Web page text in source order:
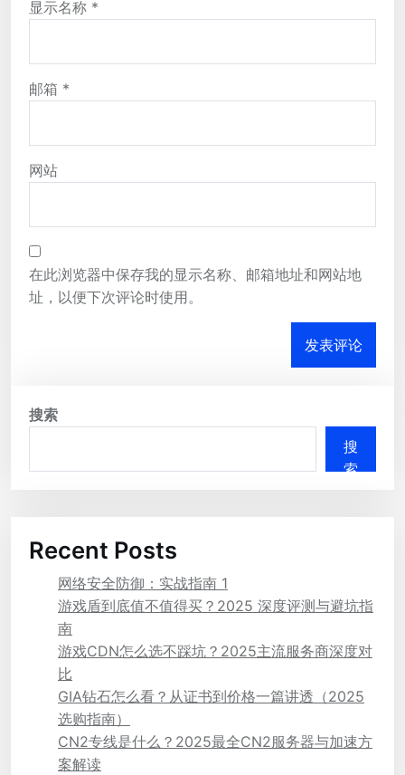
显示名称 *
邮箱 *
网站
在此浏览器中保存我的显示名称、邮箱地址和网站地
址，以便下次评论时使用。
搜索
搜
索
Recent Posts
网络安全防御：实战指南 1
游戏盾到底值不值得买？2025 深度评测与避坑指
南
游戏CDN怎么选不踩坑？2025主流服务商深度对
比
GIA钻石怎么看？从证书到价格一篇讲透（2025
选购指南）
CN2专线是什么？2025最全CN2服务器与加速方
案解读